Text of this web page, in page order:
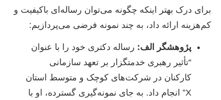
برای درک بهتر اینکه چگونه می‌توان رساله‌ای باکیفیت و
کم‌هزینه ارائه داد، به چند نمونه فرضی می‌پردازیم:
پژوهشگر الف: رساله دکتری خود را با عنوان
“تأثیر رهبری خدمتگزار بر تعهد سازمانی
کارکنان در شرکت‌های کوچک و متوسط استان
X” انجام داد. به جای نمونه‌گیری گسترده، او با